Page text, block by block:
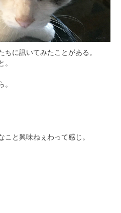
に訊いてみたことがある。
と興味ねぇわって感じ。